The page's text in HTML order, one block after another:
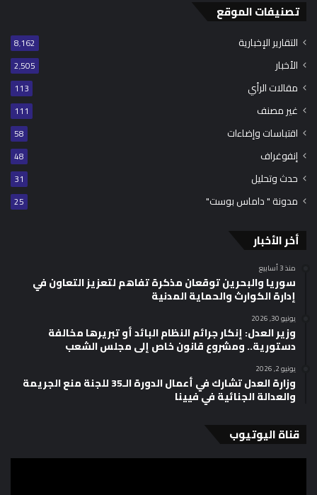
تصنيفات الموقع
التقارير الإخبارية 8٬162
الأخبار 2٬505
مقالات الرأي 113
غير مصنف 111
اقتباسات وإضاءات 58
إنفوغراف 48
حدث وتحليل 31
مدونة " داماس بوست" 25
أخر الأخبار
منذ 3 أسابيع
سوريا والبحرين توقعان مذكرة تفاهم لتعزيز التعاون في
إدارة الكوارث والحماية المدنية
يونيو 30, 2026
وزير العدل: إنكار جرائم النظام البائد أو تبريرها مخالفة
دستورية.. ومشروع قانون خاص إلى مجلس الشعب
يونيو 2, 2026
وزارة العدل تشارك في أعمال الدورة الـ35 للجنة منع الجريمة
والعدالة الجنائية في فيينا
قناة اليوتيوب